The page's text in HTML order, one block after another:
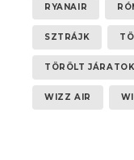
RYANAIR
SZTRÁJK
TÖRÖLT JÁRATOK
WIZZ AIR